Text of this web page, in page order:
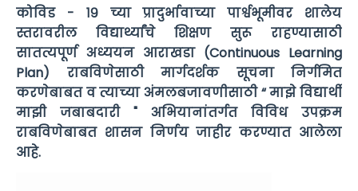
कोविड - १९ च्या प्रादुर्भावाच्या पार्श्वभूमीवर शालेय
स्तरावरील विद्यार्थ्यांचे शिक्षण सुरू राहण्यासाठी
सातत्यपूर्ण अध्ययन आराखडा (Continuous Learning
Plan) राबविणेसाठी मार्गदर्शक सूचना निर्गमित
करणेबाबत व त्याच्या अंमलबजावणीसाठी “ माझे विद्यार्थी
माझी जबाबदारी " अभियानांतर्गत विविध उपक्रम
राबविणेबाबत शासन निर्णय जाहीर करण्यात आलेला
आहे.